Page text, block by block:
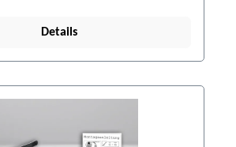
Details